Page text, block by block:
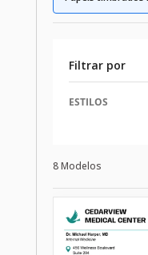
Filtrar por
ESTILOS
8 Modelos